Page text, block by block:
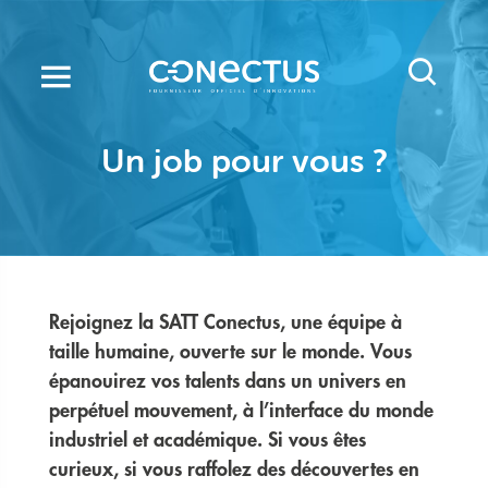
contenu
principal
Un job pour vous ?
Rejoignez la SATT Conectus, une équipe à
taille humaine, ouverte sur le monde. Vous
épanouirez vos talents dans un univers en
perpétuel mouvement, à l’interface du monde
industriel et académique. Si vous êtes
curieux, si vous raffolez des découvertes en